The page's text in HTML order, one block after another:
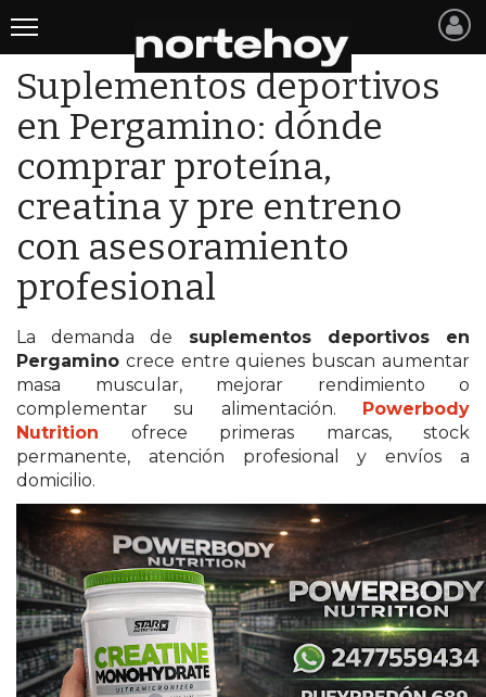
Últimas
Noticias
INICIO
NOTICIAS RECIENTES
SAN NICOLAS
RAMALLO
SAN PEDRO
PROVINCIA
PAIS
ECONOMÍA Y NEGOCIOS
ULTIMAS NOTICIAS
TEMAS DESTACADOS
TECNOLOGÍA
SERVICIOS
Suplementos deportivos
en Pergamino: dónde
comprar proteína,
creatina y pre entreno
con asesoramiento
profesional
La demanda de suplementos deportivos en
Pergamino crece entre quienes buscan aumentar
masa muscular, mejorar rendimiento o
complementar su alimentación. Powerbody
Nutrition ofrece primeras marcas, stock
permanente, atención profesional y envíos a
domicilio.